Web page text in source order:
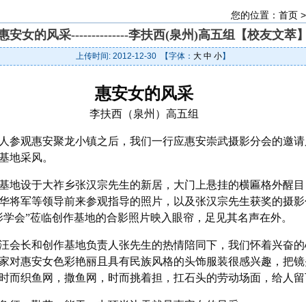
您的位置：首页
安女的风采--------------李扶西(泉州)高五组【校友文萃
上传时间: 2012-12-30 【字体： 大 中 小】
惠安女的风采
李扶西（泉州）高五组
观惠安聚龙小镇之后，我们一行应惠安崇武摄影分会的邀
地采风。
设于大祚乡张汉宗先生的新居，大门上悬挂的横匾格外醒
将军等领导前来参观指导的照片，以及张汉宗先生获奖的摄
会”莅临创作基地的合影照片映入眼帘，足见其名声在外。
长和创作基地负责人张先生的热情陪同下，我们怀着兴奋
对惠安女色彩艳丽且具有民族风格的头饰服装很感兴趣，把
而织鱼网，撒鱼网，时而挑着担，扛石头的劳动场面，给人